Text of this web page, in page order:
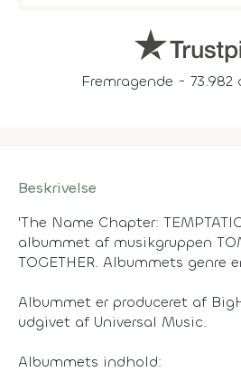
Fremragende - 73.982
Beskrivelse
'The Name Chapter:
albummet af musikgruppen
TOGETHER. Albummets genre
Albummet er produceret af
udgivet af Universal Music.
Albummets indhold: